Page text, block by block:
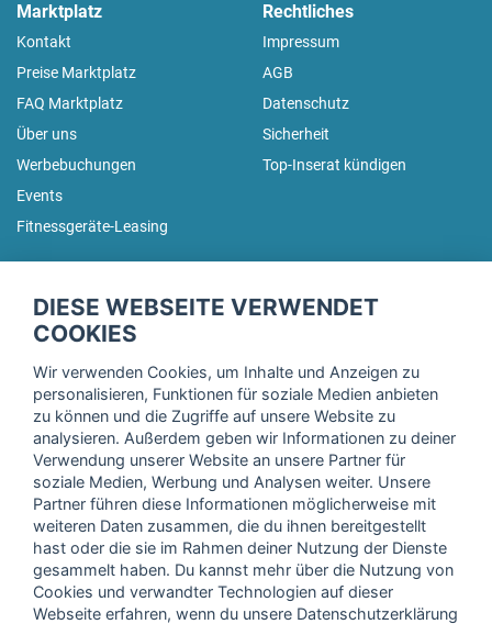
Marktplatz
Kontakt
Preise Marktplatz
FAQ Marktplatz
Über uns
Werbebuchungen
Events
Fitnessgeräte-Leasing
Rechtliches
Impressum
AGB
Datenschutz
Sicherheit
Top-Inserat kündigen
Trage dich hier für unseren Newsletter ein und erhalte regelmäßig
Ich stimme der Verarbeitung meiner Daten, wie in der
Einwilligungserklärungder fitnessmarkt.de services GmbH
beschrieben, zu und bestätige, dass ich das 16. Lebensjahr
vollendet habe. Ich kann diese Einwilligung jederzeit mit
Wirkung für die Zukunft widerrufen. Weitere Informationen
finden Sie in unsererDatenschutzerklärung.
DIESE WEBSEITE VERWENDET
COOKIES
Wir verwenden Cookies, um Inhalte und Anzeigen zu
personalisieren, Funktionen für soziale Medien anbieten
zu können und die Zugriffe auf unsere Website zu
analysieren. Außerdem geben wir Informationen zu deiner
Verwendung unserer Website an unsere Partner für
soziale Medien, Werbung und Analysen weiter. Unsere
Partner führen diese Informationen möglicherweise mit
weiteren Daten zusammen, die du ihnen bereitgestellt
hast oder die sie im Rahmen deiner Nutzung der Dienste
gesammelt haben. Du kannst mehr über die Nutzung von
Cookies und verwandter Technologien auf dieser
Webseite erfahren, wenn du unsere Datenschutzerklärung